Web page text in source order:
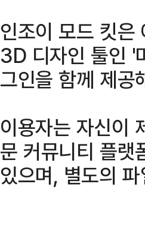
인조이 모드 킷은
3D 디자인 툴인
그인을 함께 제
이용자는 자신이
문 커뮤니티 플
있으며, 별도의